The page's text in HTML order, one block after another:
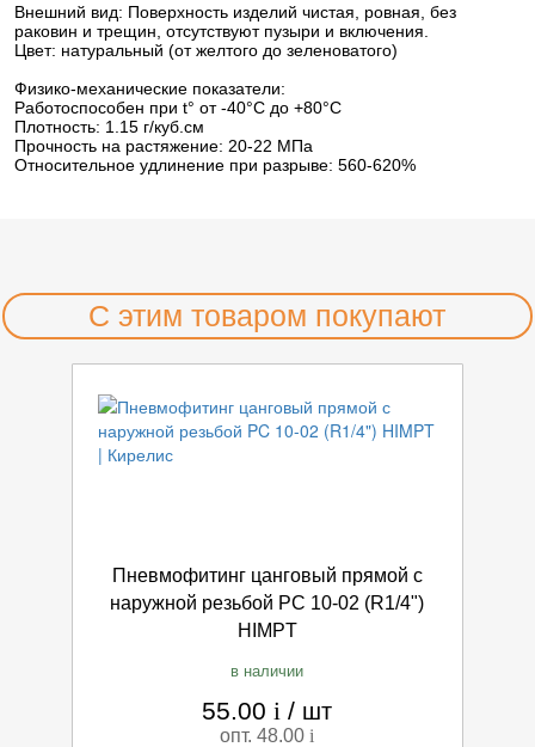
Внешний вид: Поверхность изделий чистая, ровная, без
раковин и трещин, отсутствуют пузыри и включения.
Цвет: натуральный (от желтого до зеленоватого)
Физико-механические показатели:
Работоспособен при t° от -40°C до +80°C
Плотность: 1.15 г/куб.см
Прочность на растяжение: 20-22 МПа
Относительное удлинение при разрыве: 560-620%
С этим товаром покупают
Пневмофитинг цанговый прямой с
наружной резьбой PC 10-02 (R1/4")
HIMPT
в наличии
55.00i / шт
опт. 48.00i